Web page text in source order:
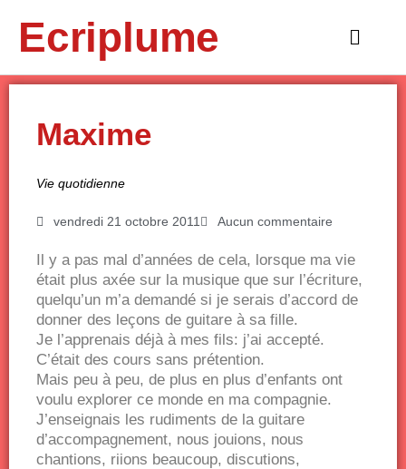
contenuEcriplume
Main
Maxime
Vie quotidienne
vendredi 21 octobre 2011 Aucun commentaire
Il y a pas mal d’années de cela, lorsque ma vie
était plus axée sur la musique que sur l’écriture,
quelqu’un m’a demandé si je serais d’accord de
donner des leçons de guitare à sa fille.
Je l’apprenais déjà à mes fils: j’ai accepté.
C’était des cours sans prétention.
Mais peu à peu, de plus en plus d’enfants ont
voulu explorer ce monde en ma compagnie.
J’enseignais les rudiments de la guitare
d’accompagnement, nous jouions, nous
chantions, riions beaucoup, discutions,